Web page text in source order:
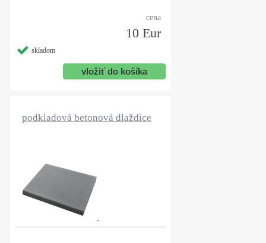
cena
10 Eur
skladom
podkladová betonová dlaždice